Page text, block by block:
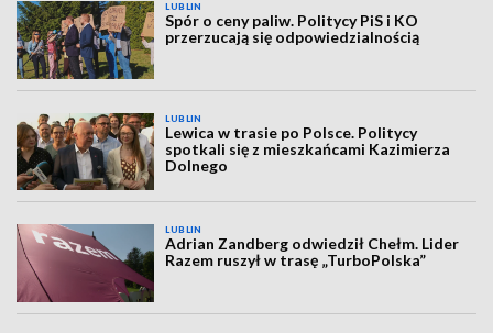
LUBLIN
Spór o ceny paliw. Politycy PiS i KO
przerzucają się odpowiedzialnością
LUBLIN
Lewica w trasie po Polsce. Politycy
spotkali się z mieszkańcami Kazimierza
Dolnego
LUBLIN
Adrian Zandberg odwiedził Chełm. Lider
Razem ruszył w trasę „TurboPolska”